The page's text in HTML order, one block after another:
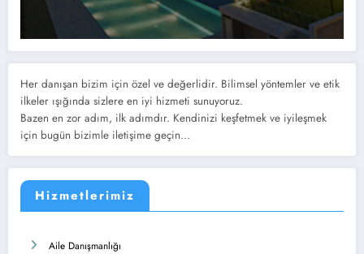
Her danışan bizim için özel ve değerlidir. Bilimsel yöntemler ve etik
ilkeler ışığında sizlere en iyi hizmeti sunuyoruz.
Bazen en zor adım, ilk adımdır. Kendinizi keşfetmek ve iyileşmek
için bugün bizimle iletişime geçin...
Hizmetlerimiz
Aile Danışmanlığı